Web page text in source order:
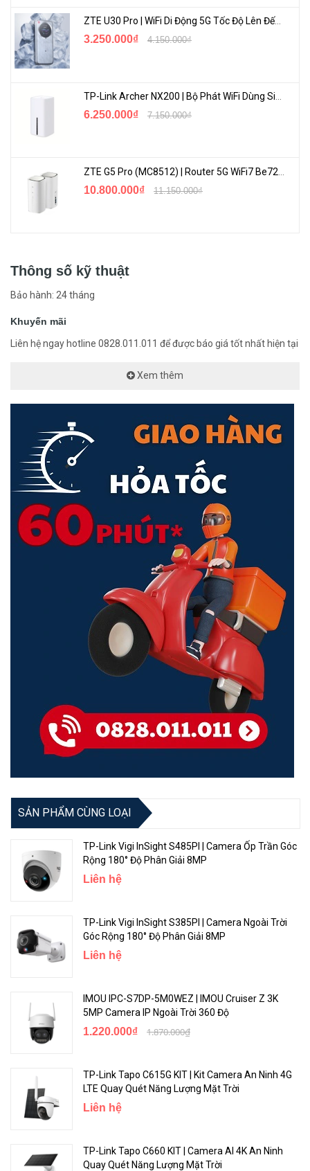
ZTE U30 Pro | WiFi Di Động 5G Tốc Độ Lên Đến 500Mbps, Màn Hình Cảm Ứng
3.250.000₫ 4.150.000₫
6.250.000₫ 7.150.000₫
10.800.000₫ 11.150.000₫
Thông số kỹ thuật
Bảo hành: 24 tháng
Khuyến mãi
Liên hệ ngay hotline 0828.011.011 để được báo giá tốt nhất hiện tại
Xem thêm
SẢN PHẨM CÙNG LOẠI
TP-Link Vigi InSight S485PI | Camera Ốp Trần Góc
Rộng 180° Độ Phân Giải 8MP
Liên hệ
TP-Link Vigi InSight S385PI | Camera Ngoài Trời
Góc Rộng 180° Độ Phân Giải 8MP
Liên hệ
IMOU IPC-S7DP-5M0WEZ | IMOU Cruiser Z 3K
5MP Camera IP Ngoài Trời 360 Độ
1.220.000₫ 1.870.000₫
TP-Link Tapo C615G KIT | Kit Camera An Ninh 4G
LTE Quay Quét Năng Lượng Mặt Trời
Liên hệ
TP-Link Tapo C660 KIT | Camera AI 4K An Ninh
Quay Quét Năng Lượng Mặt Trời